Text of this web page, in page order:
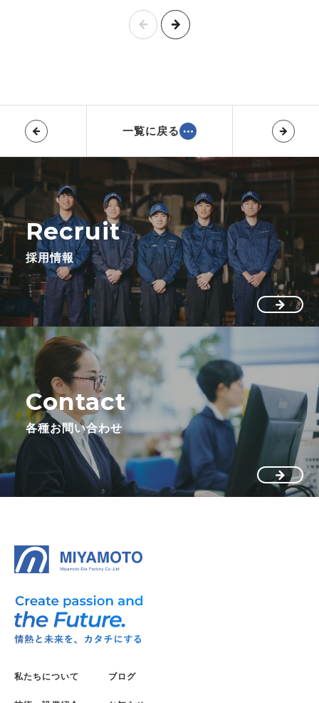
一覧に戻る
Recruit
採用情報
Contact
各種お問い合わせ
私たちについて ブログ